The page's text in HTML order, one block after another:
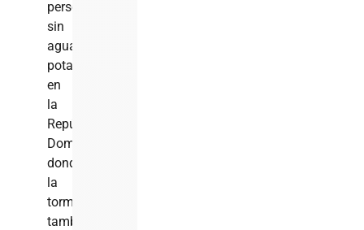
personas
sin
agua
potable
en
la
República
Dominicana,
donde
la
tormenta
también